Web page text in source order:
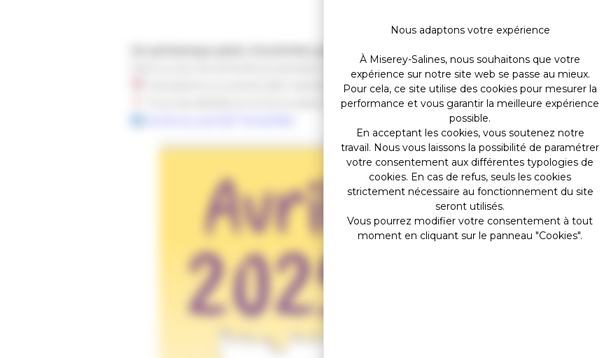
Un printemps plein d’activités pour vos ados !
Découvrez les activités proposées aux jeunes pendant les vacances de printemps.
Inscriptions ouvertes dès maintenant, une semaine avant chaque activité.
Tous les détails et le formulaire d'inscription sont en ligne :
Nous adaptons votre expérience
À Miserey-Salines, nous souhaitons que votre
expérience sur notre site web se passe au mieux.
Pour cela, ce site utilise des cookies pour mesurer la
performance et vous garantir la meilleure expérience
possible.
En acceptant les cookies, vous soutenez notre
travail. Nous vous laissons la possibilité de paramétrer
votre consentement aux différentes typologies de
cookies. En cas de refus, seuls les cookies
strictement nécessaire au fonctionnement du site
seront utilisés.
Vous pourrez modifier votre consentement à tout
moment en cliquant sur le panneau "Cookies".